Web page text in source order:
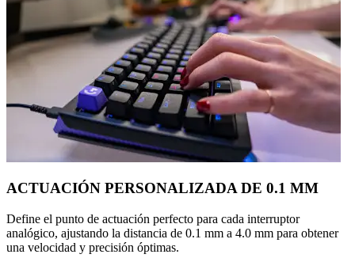
ACTUACIÓN PERSONALIZADA DE 0.1 MM
Define el punto de actuación perfecto para cada interruptor
analógico, ajustando la distancia de 0.1 mm a 4.0 mm para obtener
una velocidad y precisión óptimas.